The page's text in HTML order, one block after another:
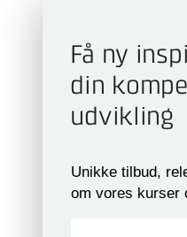
Få ny
din
udvikling
Unikke tilbud,
om vores kurser